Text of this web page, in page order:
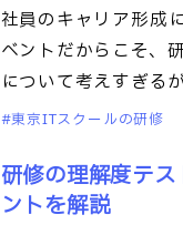
社員のキャリア形成
ベントだからこそ、
について考えすぎる
てしまった
東京ITスクールの研修
研修の理解度テ
ントを解説